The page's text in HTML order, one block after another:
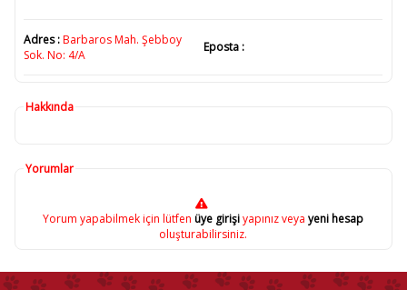
Adres :Barbaros Mah. Şebboy
Sok. No: 4/A
Eposta :
Hakkında
Yorumlar
Yorum yapabilmek için lütfen üye girişiyapınız veya yeni hesap
oluşturabilirsiniz.